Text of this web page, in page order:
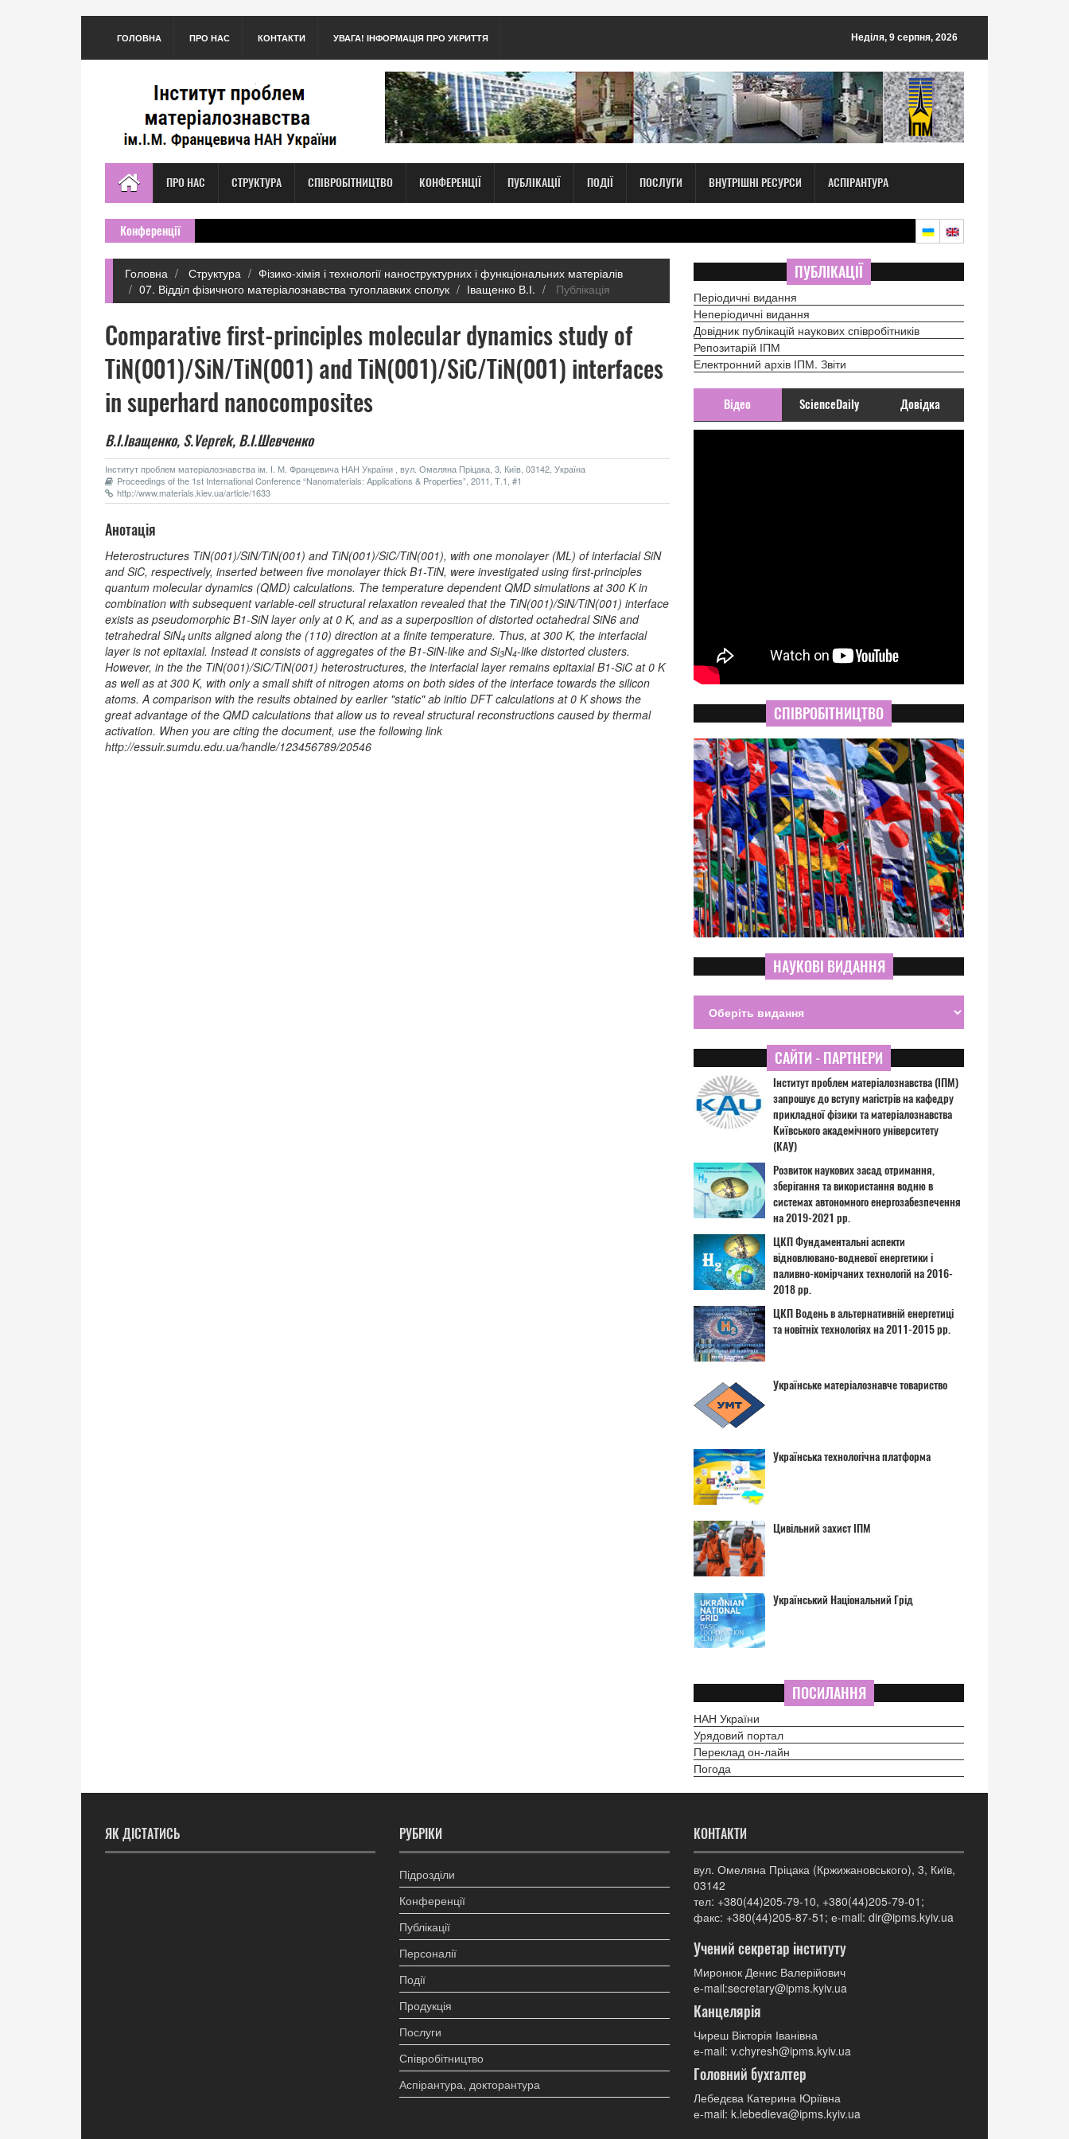
ГОЛОВНА ПРО НАС КОНТАКТИ УВАГА! ІНФОРМАЦІЯ ПРО УКРИТТЯ Неділя, 9 серпня, 2026
ПРО НАС СТРУКТУРА СПІВРОБІТНИЦТВО КОНФЕРЕНЦІЇ ПУБЛІКАЦІЇ ПОДІЇ ПОСЛУГИ ВНУТРІШНІ РЕСУРСИ АСПІРАНТУРА
Конференції
Головна Структура
Фізико-хімія і технології наноструктурних і функціональних матеріалів
07. Відділ фізичного матеріалознавства тугоплавких сполук
Іващенко В.І. Публікація
Comparative first-principles molecular dynamics study of
TiN(001)/SiN/TiN(001) and TiN(001)/SiC/TiN(001) interfaces
in superhard nanocomposites
В.І.Іващенко, S.Veprek, В.І.Шевченко
Інститут проблем матеріалознавства ім. І. М. Францевича НАН України , вул. Омеляна Пріцака, 3, Київ, 03142, Україна
Proceedings of the 1st International Conference “Nanomaterials: Applications & Properties”, 2011, Т.1, #1
http://www.materials.kiev.ua/article/1633
Анотація
Heterostructures TiN(001)/SiN/TiN(001) and TiN(001)/SiC/TiN(001), with one monolayer (ML) of interfacial SiN
and SiC, respectively, inserted between five monolayer thick B1-TiN, were investigated using first-principles
quantum molecular dynamics (QMD) calculations. The temperature dependent QMD simulations at 300 K in
combination with subsequent variable-cell structural relaxation revealed that the TiN(001)/SiN/TiN(001) interface
exists as pseudomorphic B1-SiN layer only at 0 K, and as a superposition of distorted octahedral SiN6 and
tetrahedral SiN4 units aligned along the (110) direction at a finite temperature. Thus, at 300 K, the interfacial
layer is not epitaxial. Instead it consists of aggregates of the B1-SiN-like and Si3N4-like distorted clusters.
However, in the the TiN(001)/SiC/TiN(001) heterostructures, the interfacial layer remains epitaxial B1-SiC at 0 K
as well as at 300 K, with only a small shift of nitrogen atoms on both sides of the interface towards the silicon
atoms. A comparison with the results obtained by earlier "static" ab initio DFT calculations at 0 K shows the
great advantage of the QMD calculations that allow us to reveal structural reconstructions caused by thermal
activation. When you are citing the document, use the following link
http://essuir.sumdu.edu.ua/handle/123456789/20546
ПУБЛІКАЦІЇ
Періодичні видання
Неперіодичні видання
Довідник публікацій наукових співробітників
Репозитарій ІПМ
Електронний архів ІПМ. Звіти
Відео ScienceDaily Довідка
СПІВРОБІТНИЦТВО
НАУКОВІ ВИДАННЯ
САЙТИ - ПАРТНЕРИ
Інститут проблем матеріалознавства (ІПМ)
запрошує до вступу магістрів на кафедру
прикладної фізики та матеріалознавства
Київського академічного університету
(КАУ)
Розвиток наукових засад отримання,
зберігання та використання водню в
системах автономного енергозабезпечення
на 2019-2021 рр.
ЦКП Фундаментальні аспекти
відновлювано-водневої енергетики і
паливно-комірчаних технологій на 2016-
2018 рр.
ЦКП Водень в альтернативній енергетиці
та новітніх технологіях на 2011-2015 рр.
Українське матеріалознавче товариство
Українська технологічна платформа
Цивільний захист ІПМ
Український Національний Грід
ПОСИЛАННЯ
НАН України
Урядовий портал
Переклад он-лайн
Погода
ЯК ДІСТАТИСЬ РУБРІКИ
Підрозділи
Конференції
Публікації
Персоналії
Події
Продукція
Послуги
Співробітництво
Аспірантура, докторантура
КОНТАКТИ
вул. Омеляна Пріцака (Кржижановського), 3, Київ,
03142
тел: +380(44)205-79-10, +380(44)205-79-01;
факс: +380(44)205-87-51; е-mail: dir@ipms.kyiv.ua
Учений секретар інституту
Миронюк Денис Валерійович
е-mail:secretary@ipms.kyiv.ua
Канцелярія
Чиреш Вікторія Іванівна
е-mail: v.chyresh@ipms.kyiv.ua
Головний бухгалтер
Лебедєва Катерина Юріївна
е-mail: k.lebedieva@ipms.kyiv.ua